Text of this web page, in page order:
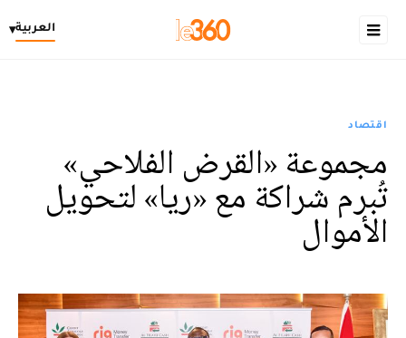
العربية▾
اقتصاد
مجموعة «القرض الفلاحي»
تُبرم شراكة مع «ريا» لتحويل
الأموال